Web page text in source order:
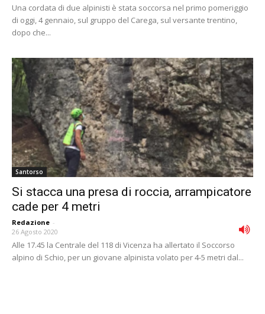
Una cordata di due alpinisti è stata soccorsa nel primo pomeriggio
di oggi, 4 gennaio, sul gruppo del Carega, sul versante trentino,
dopo che...
Santorso
Si stacca una presa di roccia, arrampicatore
cade per 4 metri
Redazione -
26 Agosto 2020
Alle 17.45 la Centrale del 118 di Vicenza ha allertato il Soccorso
alpino di Schio, per un giovane alpinista volato per 4-5 metri dal...